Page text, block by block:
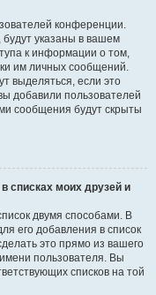
конференции.
будут указаны в вашем
к информации о том,
им личных сообщений.
выделяться, если это
добавили пользователей
сообщения будут скрыты
списках моих друзей и
двумя способами. В
его добавления в список
это прямо из вашего
пользователя. Вы
списков на той